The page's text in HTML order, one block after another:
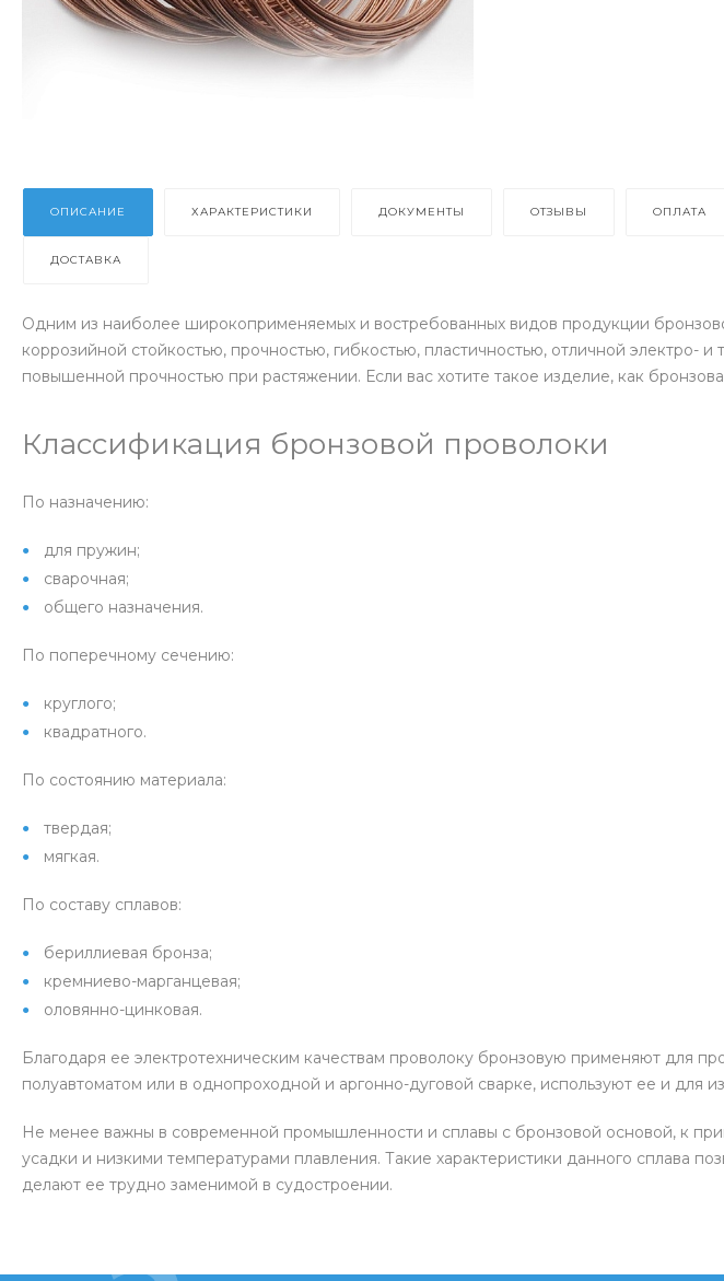
ОПИСАНИЕ ХАРАКТЕРИСТИКИ ДОКУМЕНТЫ ОТЗЫВЫ ОПЛАТА
ДОСТАВКА
Одним из наиболее широкоприменяемых и востребованных видов продукции
коррозийной стойкостью, прочностью, гибкостью, пластичностью, отличной
повышенной прочностью при растяжении. Если вас хотите такое изделие, как
Классификация бронзовой проволоки
По назначению:
для пружин;
сварочная;
общего назначения.
По поперечному сечению:
круглого;
квадратного.
По состоянию материала:
твердая;
мягкая.
По составу сплавов:
бериллиевая бронза;
кремниево-марганцевая;
оловянно-цинковая.
Благодаря ее электротехническим качествам проволоку бронзовую применяют для
полуавтоматом или в однопроходной и аргонно-дуговой сварке, используют ее и для
Не менее важны в современной промышленности и сплавы с бронзовой основой, к
усадки и низкими температурами плавления. Такие характеристики данного сплава
делают ее трудно заменимой в судостроении.